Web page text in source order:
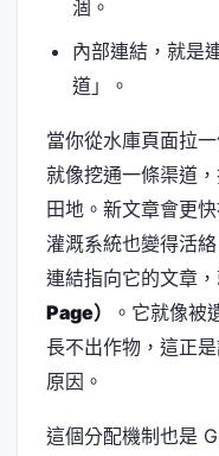
涸。
內部連結，就是
道」。
當你從水庫頁面拉
就像挖通一條渠道
田地。新文章會更
灌溉系統也變得活
連結指向它的文章
Page）
。它就像被
長不出作物，這正
原因。
這個分配機制也是